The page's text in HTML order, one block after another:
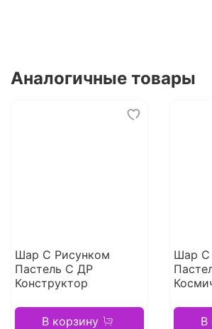
Аналогичные товары
Шар С Рисунком
Пастель С ДР
Конструктор
В корзину
Шар С
В